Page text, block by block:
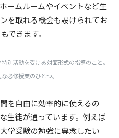
ームルームやイベントなど生
を取れる機会も設けられてお
できます。
別活動を受ける対面形式の指導のこと。
必修授業のひとつ。
を自由に効率的に使えるの
生徒が通っています。例えば
学受験の勉強に専念したい